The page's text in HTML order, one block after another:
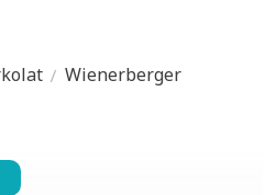
Wienerberger